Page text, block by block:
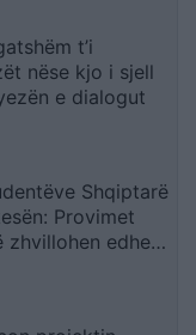
t’i
nëse kjo i sjell
e dialogut
Shqiptarë
Provimet
zhvillohen edhe